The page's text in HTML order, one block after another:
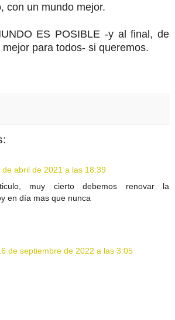
con un mundo mejor.
ES POSIBLE -y al final, de
para todos- si queremos.
de abril de 2021 a las 18:39
muy cierto debemos renovar la
en día mas que nunca
de septiembre de 2022 a las 3:05